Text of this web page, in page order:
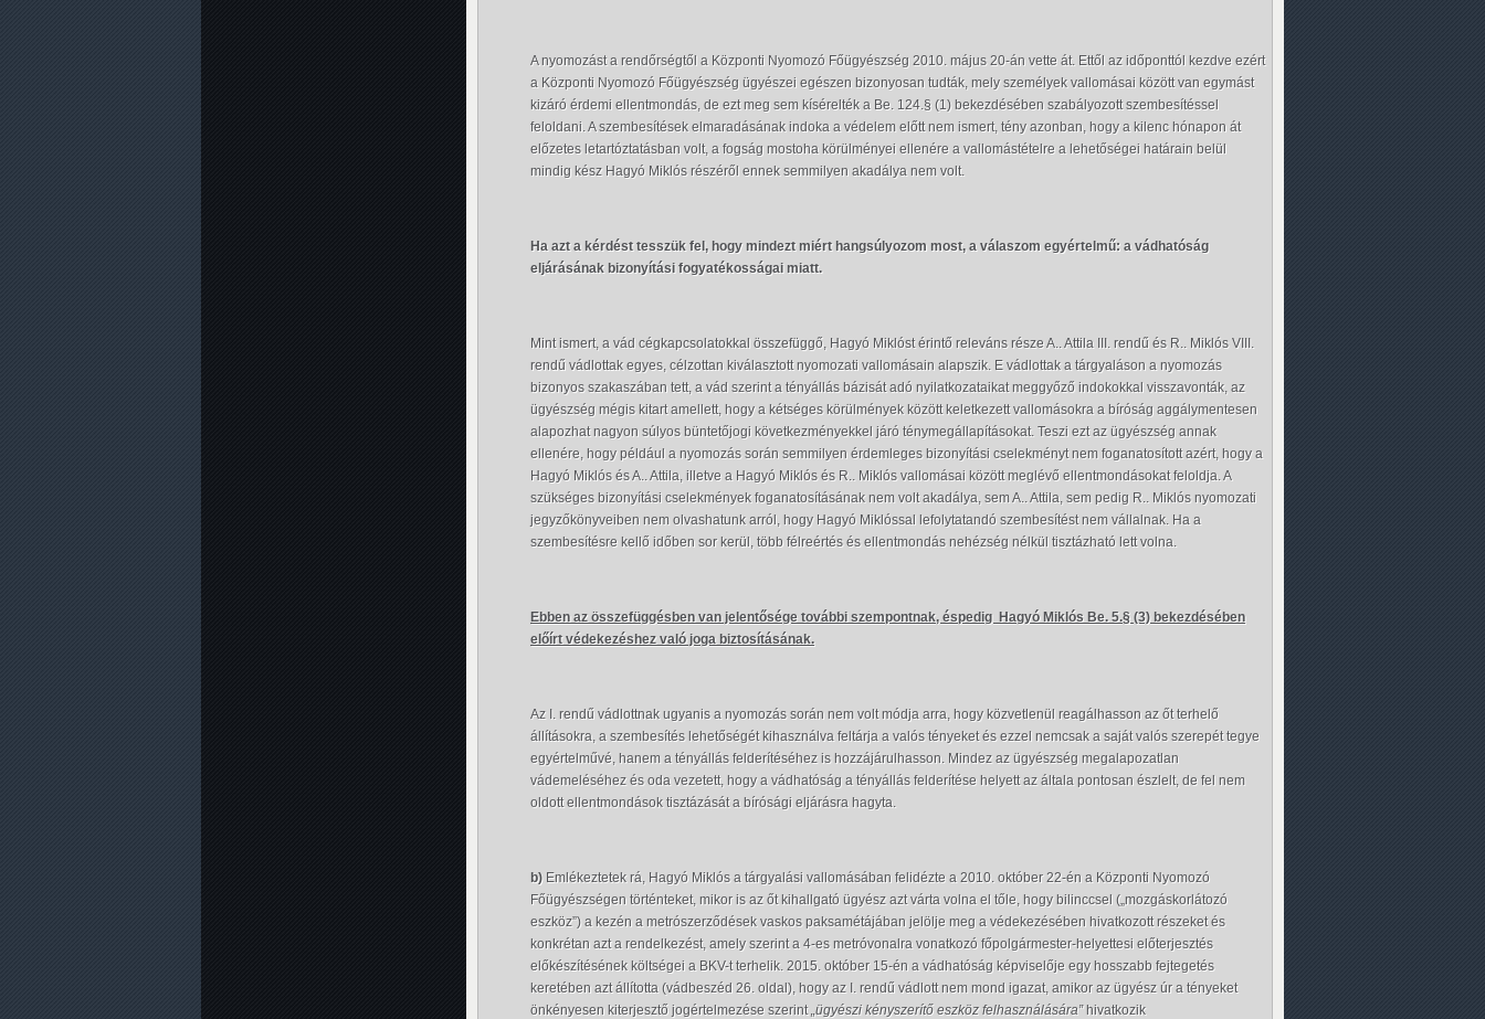
A nyomozást a rendőrségtől a Központi Nyomozó Főügyészség 2010. május 20-án vette át. Ettől az időponttól kezdve ezért
a Központi Nyomozó Főügyészség ügyészei egészen bizonyosan tudták, mely személyek vallomásai között van egymást
kizáró érdemi ellentmondás, de ezt meg sem kísérelték a Be. 124.§ (1) bekezdésében szabályozott szembesítéssel
feloldani. A szembesítések elmaradásának indoka a védelem előtt nem ismert, tény azonban, hogy a kilenc hónapon át
előzetes letartóztatásban volt, a fogság mostoha körülményei ellenére a vallomástételre a lehetőségei határain belül
mindig kész Hagyó Miklós részéről ennek semmilyen akadálya nem volt.
Ha azt a kérdést tesszük fel, hogy mindezt miért hangsúlyozom most, a válaszom egyértelmű: a vádhatóság
eljárásának bizonyítási fogyatékosságai miatt.
Mint ismert, a vád cégkapcsolatokkal összefüggő, Hagyó Miklóst érintő releváns része A.. Attila III. rendű és R.. Miklós VIII.
rendű vádlottak egyes, célzottan kiválasztott nyomozati vallomásain alapszik. E vádlottak a tárgyaláson a nyomozás
bizonyos szakaszában tett, a vád szerint a tényállás bázisát adó nyilatkozataikat meggyőző indokokkal visszavonták, az
ügyészség mégis kitart amellett, hogy a kétséges körülmények között keletkezett vallomásokra a bíróság aggálymentesen
alapozhat nagyon súlyos büntetőjogi következményekkel járó ténymegállapításokat. Teszi ezt az ügyészség annak
ellenére, hogy például a nyomozás során semmilyen érdemleges bizonyítási cselekményt nem foganatosított azért, hogy a
Hagyó Miklós és A.. Attila, illetve a Hagyó Miklós és R.. Miklós vallomásai között meglévő ellentmondásokat feloldja. A
szükséges bizonyítási cselekmények foganatosításának nem volt akadálya, sem A.. Attila, sem pedig R.. Miklós nyomozati
jegyzőkönyveiben nem olvashatunk arról, hogy Hagyó Miklóssal lefolytatandó szembesítést nem vállalnak. Ha a
szembesítésre kellő időben sor kerül, több félreértés és ellentmondás nehézség nélkül tisztázható lett volna.
Ebben az összefüggésben van jelentősége további szempontnak, éspedig Hagyó Miklós Be. 5.§ (3) bekezdésében
előírt védekezéshez való joga biztosításának.
Az I. rendű vádlottnak ugyanis a nyomozás során nem volt módja arra, hogy közvetlenül reagálhasson az őt terhelő
állításokra, a szembesítés lehetőségét kihasználva feltárja a valós tényeket és ezzel nemcsak a saját valós szerepét tegye
egyértelművé, hanem a tényállás felderítéséhez is hozzájárulhasson. Mindez az ügyészség megalapozatlan
vádemeléséhez és oda vezetett, hogy a vádhatóság a tényállás felderítése helyett az általa pontosan észlelt, de fel nem
oldott ellentmondások tisztázását a bírósági eljárásra hagyta.
b) Emlékeztetek rá, Hagyó Miklós a tárgyalási vallomásában felidézte a 2010. október 22-én a Központi Nyomozó
Főügyészségen történteket, mikor is az őt kihallgató ügyész azt várta volna el tőle, hogy bilinccsel („mozgáskorlátozó
eszköz”) a kezén a metrószerződések vaskos paksamétájában jelölje meg a védekezésében hivatkozott részeket és
konkrétan azt a rendelkezést, amely szerint a 4-es metróvonalra vonatkozó főpolgármester-helyettesi előterjesztés
előkészítésének költségei a BKV-t terhelik. 2015. október 15-én a vádhatóság képviselője egy hosszabb fejtegetés
keretében azt állította (vádbeszéd 26. oldal), hogy az I. rendű vádlott nem mond igazat, amikor az ügyész úr a tényeket
önkényesen kiterjesztő jogértelmezése szerint„ügyészi kényszerítő eszköz felhasználására”hivatkozik